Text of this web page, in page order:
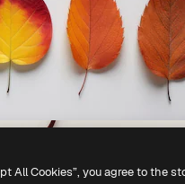
All Cookies”, you agree to the